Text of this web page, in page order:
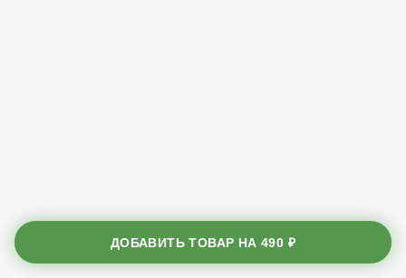
ДОБАВИТЬ ТОВАР НА490 ₽